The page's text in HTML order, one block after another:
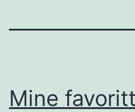
Mine